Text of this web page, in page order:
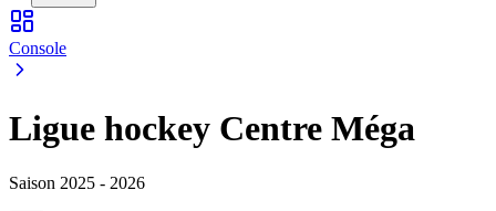
Console
Ligue hockey Centre Méga
Saison 2025 - 2026